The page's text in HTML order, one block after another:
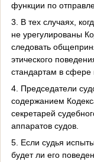
функции по
3. В тех случаях,
не урегулированы
следовать
этического
стандартам в сфере
4. Председатели
содержанием
секретарей
аппаратов судов.
5. Если судья
будет ли его